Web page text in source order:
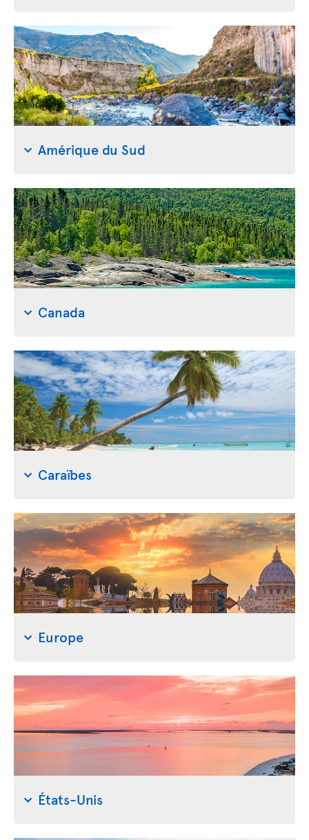
Amérique du Sud
Canada
Caraïbes
Europe
États-Unis